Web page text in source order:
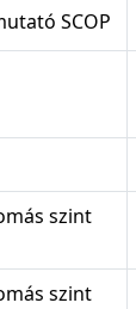
SCOP
szint
szint